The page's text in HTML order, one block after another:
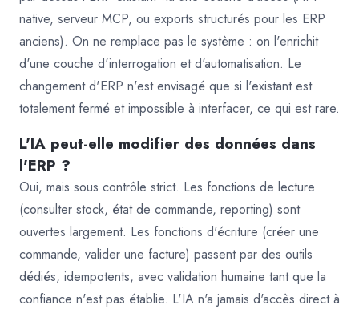
native, serveur MCP, ou exports structurés pour les ERP
anciens). On ne remplace pas le système : on l'enrichit
d'une couche d'interrogation et d'automatisation. Le
changement d'ERP n'est envisagé que si l'existant est
totalement fermé et impossible à interfacer, ce qui est rare.
L'IA peut-elle modifier des données dans
l'ERP ?
Oui, mais sous contrôle strict. Les fonctions de lecture
(consulter stock, état de commande, reporting) sont
ouvertes largement. Les fonctions d'écriture (créer une
commande, valider une facture) passent par des outils
dédiés, idempotents, avec validation humaine tant que la
confiance n'est pas établie. L'IA n'a jamais d'accès direct à